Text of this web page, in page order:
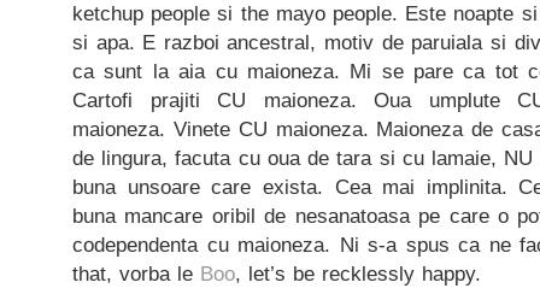
ketchup people si the mayo people. Este noapte
si apa. E razboi ancestral, motiv de paruiala si
ca sunt la aia cu maioneza. Mi se pare ca tot
Cartofi prajiti CU maioneza. Oua umplute
maioneza. Vinete CU maioneza. Maioneza de
de lingura, facuta cu oua de tara si cu lamaie,
buna unsoare care exista. Cea mai implinita.
buna mancare oribil de nesanatoasa pe care o
codependenta cu maioneza. Ni s-a spus ca ne
that, vorba le Boo, let’s be recklessly happy.